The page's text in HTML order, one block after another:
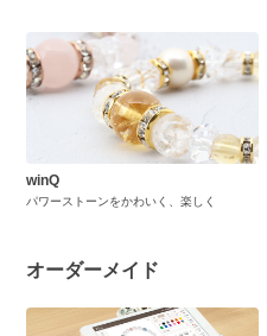
winQ
パワーストーンをかわいく、楽しく
オーダーメイド